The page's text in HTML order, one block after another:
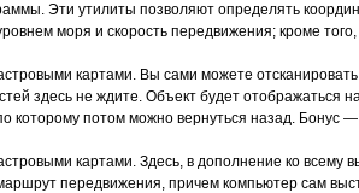
Эти утилиты позволяют определять
моря и скорость передвижения; кроме
картами. Вы сами можете
здесь не ждите. Объект будет отображаться
которому потом можно вернуться назад.
картами. Здесь, в дополнение ко всему
передвижения, причем компьютер сам